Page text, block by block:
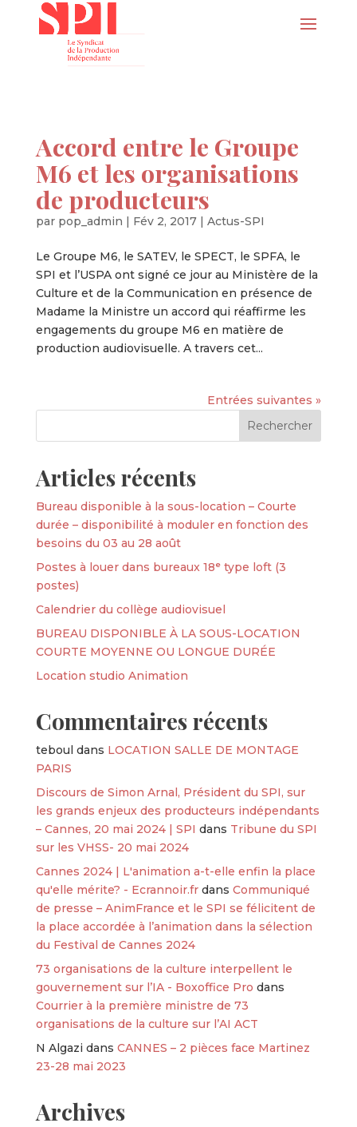
Accord entre le Groupe
M6 et les organisations
de producteurs
par pop_admin | Fév 2, 2017| Actus-SPI
Le Groupe M6, le SATEV, le SPECT, le SPFA, le
SPI et l’USPA ont signé ce jour au Ministère de la
Culture et de la Communication en présence de
Madame la Ministre un accord qui réaffirme les
engagements du groupe M6 en matière de
production audiovisuelle. A travers cet...
Entrées suivantes »
Articles récents
Bureau disponible à la sous-location – Courte
durée – disponibilité à moduler en fonction des
besoins du 03 au 28 août
Postes à louer dans bureaux 18ᵉ type loft (3
postes)
Calendrier du collège audiovisuel
BUREAU DISPONIBLE À LA SOUS-LOCATION
COURTE MOYENNE OU LONGUE DURÉE
Location studio Animation
Commentaires récents
teboul dans LOCATION SALLE DE MONTAGE
PARIS
Discours de Simon Arnal, Président du SPI, sur
les grands enjeux des producteurs indépendants
– Cannes, 20 mai 2024 | SPI dans Tribune du SPI
sur les VHSS- 20 mai 2024
Cannes 2024 | L'animation a-t-elle enfin la place
qu'elle mérite? - Ecrannoir.frdans Communiqué
de presse – AnimFrance et le SPI se félicitent de
la place accordée à l’animation dans la sélection
du Festival de Cannes 2024
73 organisations de la culture interpellent le
gouvernement sur l’IA - Boxoffice Pro dans
Courrier à la première ministre de 73
organisations de la culture sur l’AI ACT
N Algazi dans CANNES – 2 pièces face Martinez
23-28 mai 2023
Archives